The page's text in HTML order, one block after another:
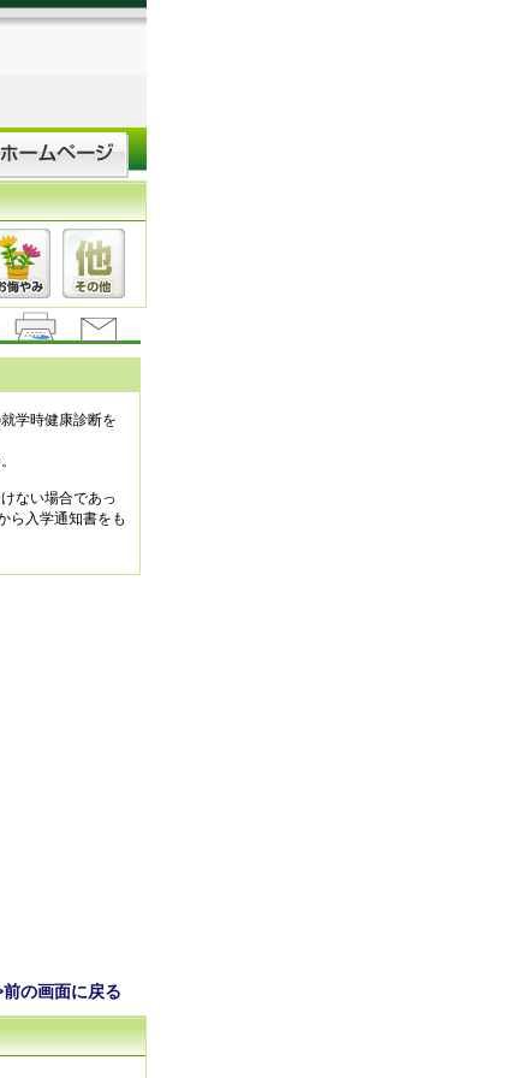
学時健康診断を
ない場合であっ
ら入学通知書をも
前の画面に戻る